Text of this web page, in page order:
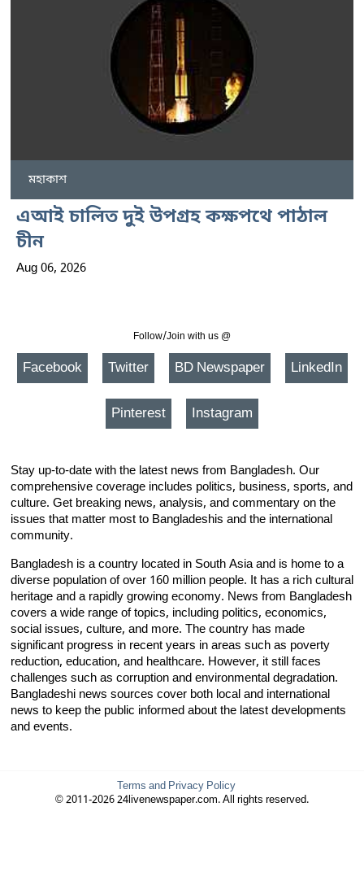
মহাকাশ
এআই চালিত দুই উপগ্রহ কক্ষপথে পাঠাল
চীন
Aug 06, 2026
Follow/Join with us @
Facebook Twitter BD Newspaper LinkedIn
Pinterest Instagram
Stay up-to-date with the latest news from Bangladesh. Our
comprehensive coverage includes politics, business, sports, and
culture. Get breaking news, analysis, and commentary on the
issues that matter most to Bangladeshis and the international
community.
Bangladesh is a country located in South Asia and is home to a
diverse population of over 160 million people. It has a rich cultural
heritage and a rapidly growing economy. News from Bangladesh
covers a wide range of topics, including politics, economics,
social issues, culture, and more. The country has made
significant progress in recent years in areas such as poverty
reduction, education, and healthcare. However, it still faces
challenges such as corruption and environmental degradation.
Bangladeshi news sources cover both local and international
news to keep the public informed about the latest developments
and events.
Terms and Privacy Policy
© 2011-2026 24livenewspaper.com. All rights reserved.